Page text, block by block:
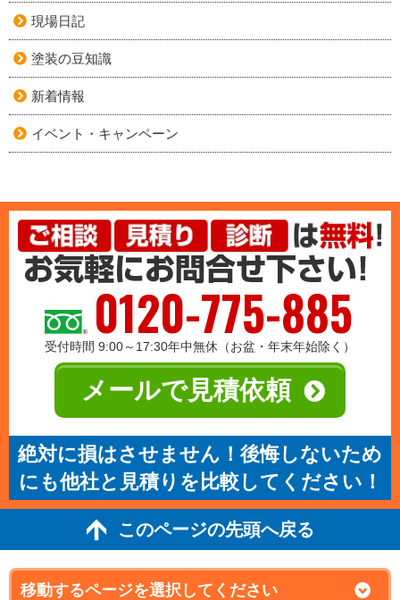
現場日記
塗装の豆知識
新着情報
イベント・キャンペーン
0120-775-885
受付時間 9:00～17:30年中無休（お盆・年末年始除く）
メールで見積依頼
絶対に損はさせません！後悔しないため
にも他社と見積りを比較してください！
このページの先頭へ戻る